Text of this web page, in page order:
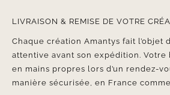
LIVRAISON & REMISE DE VOTRE
Chaque création Amantys fait l’objet
attentive avant son expédition.
en mains propres lors d’un rendez-
manière sécurisée, en France